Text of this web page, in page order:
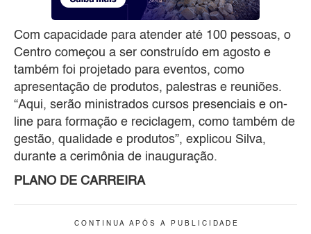
Com capacidade para atender até 100 pessoas, o
Centro começou a ser construído em agosto e
também foi projetado para eventos, como
apresentação de produtos, palestras e reuniões.
“Aqui, serão ministrados cursos presenciais e on-
line para formação e reciclagem, como também de
gestão, qualidade e produtos”, explicou Silva,
durante a cerimônia de inauguração.
PLANO DE CARREIRA
C O N T I N U A A P Ó S A P U B L I C I D A D E